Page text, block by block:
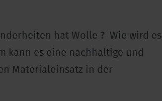
hat Wolle ? Wie wird es
kann es eine nachhaltige und
Materialeinsatz in der